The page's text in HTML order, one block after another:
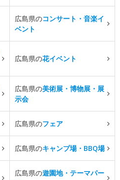
広島県のコンサート・音楽イ
ベント
広島県の花イベント
広島県の美術展・博物展・展
示会
広島県のフェア
広島県のキャンプ場・BBQ場
広島県の遊園地・テーマパー